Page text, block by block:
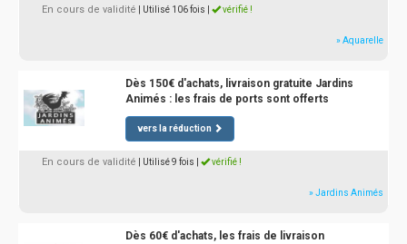
En cours de validité | Utilisé 106 fois vérifié !
» Aquarelle
Dès 150€ d'achats, livraison gratuite Jardins
Animés : les frais de ports sont offerts
vers la réduction
En cours de validité | Utilisé 9 fois vérifié !
» Jardins Animés
Dès 60€ d'achats, les frais de livraison